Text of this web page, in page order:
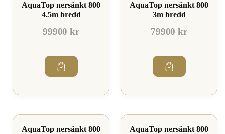
AquaTop nersänkt 800
4.5m bredd
99900 kr
AquaTop nersänkt 800
3m bredd
79900 kr
AquaTop nersänkt 800
AquaTop nersänkt 800